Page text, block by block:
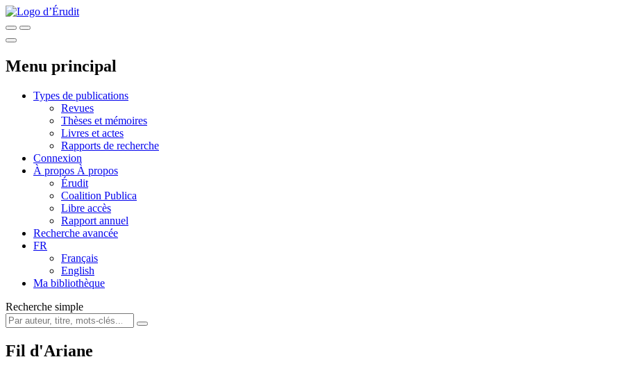
Menu principal
Types de publications
Revues
Thèses et mémoires
Livres et actes
Rapports de recherche
Connexion
À propos À propos
Érudit
Coalition Publica
Libre accès
Rapport annuel
Recherche avancée
FR
Français
English
Ma bibliothèque
Recherche simple
Fil d'Ariane